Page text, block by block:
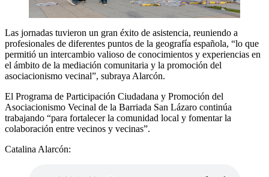
Las jornadas tuvieron un gran éxito de asistencia, reuniendo a
profesionales de diferentes puntos de la geografía española, “lo que
permitió un intercambio valioso de conocimientos y experiencias en
el ámbito de la mediación comunitaria y la promoción del
asociacionismo vecinal”, subraya Alarcón.
El Programa de Participación Ciudadana y Promoción del
Asociacionismo Vecinal de la Barriada San Lázaro continúa
trabajando “para fortalecer la comunidad local y fomentar la
colaboración entre vecinos y vecinas”.
Catalina Alarcón: